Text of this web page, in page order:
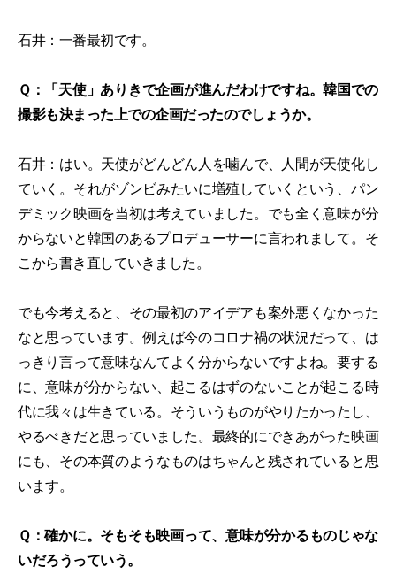
石井：一番最初です。
Ｑ：「天使」ありきで企画が進んだわけですね。韓国での
撮影も決まった上での企画だったのでしょうか。
石井：はい。天使がどんどん人を噛んで、人間が天使化し
ていく。それがゾンビみたいに増殖していくという、パン
デミック映画を当初は考えていました。でも全く意味が分
からないと韓国のあるプロデューサーに言われまして。そ
こから書き直していきました。
でも今考えると、その最初のアイデアも案外悪くなかった
なと思っています。例えば今のコロナ禍の状況だって、は
っきり言って意味なんてよく分からないですよね。要する
に、意味が分からない、起こるはずのないことが起こる時
代に我々は生きている。そういうものがやりたかったし、
やるべきだと思っていました。最終的にできあがった映画
にも、その本質のようなものはちゃんと残されていると思
います。
Ｑ：確かに。そもそも映画って、意味が分かるものじゃな
いだろうっていう。